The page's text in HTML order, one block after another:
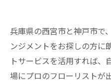
兵庫県の西宮市と神戸市で
ンジメントをお探しの方に
トサービスを活用すれば
場にプロのフローリストが